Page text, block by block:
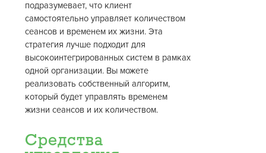
подразумевает, что клиент
самостоятельно управляет количеством
сеансов и временем их жизни. Эта
стратегия лучше подходит для
высокоинтегрированных систем в рамках
одной организации. Вы можете
реализовать собственный алгоритм,
который будет управлять временем
жизни сеансов и их количеством.
Средства